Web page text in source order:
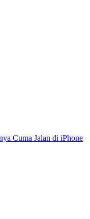
Cuma Jalan di iPhone